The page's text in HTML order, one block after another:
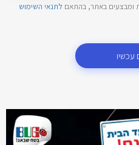
ומבצעים באתר, בהתאם לתנאי השימוש